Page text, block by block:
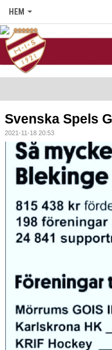
HEM
Nyheter
Föreningen
Medlem i HIS
Kontakt
Kalender
Matcher
Gölarundan
Styrelse Högadals IS
Svenska Spels
2021-11-18 20:53